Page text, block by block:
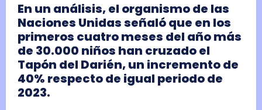
En un análisis, el organismo de las
Naciones Unidas señaló que en los
primeros cuatro meses del año más
de 30.000 niños han cruzado el
Tapón del Darién, un incremento de
40% respecto de igual periodo de
2023.